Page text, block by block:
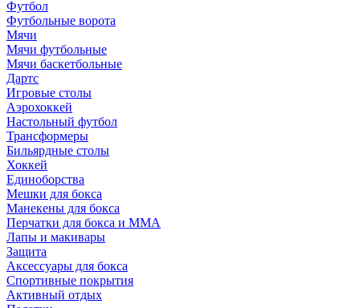
Футбол
Футбольные ворота
Мячи
Мячи футбольные
Мячи баскетбольные
Дартс
Игровые столы
Аэрохоккей
Настольный футбол
Трансформеры
Бильярдные столы
Хоккей
Единоборства
Мешки для бокса
Манекены для бокса
Перчатки для бокса и MMA
Лапы и макивары
Защита
Аксессуары для бокса
Спортивные покрытия
Активный отдых